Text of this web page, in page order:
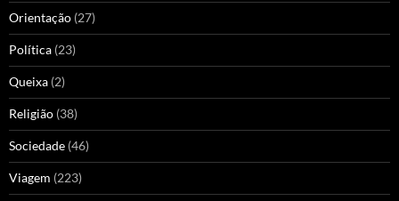
Orientação (27)
Política (23)
Queixa (2)
Religião (38)
Sociedade (46)
Viagem (223)